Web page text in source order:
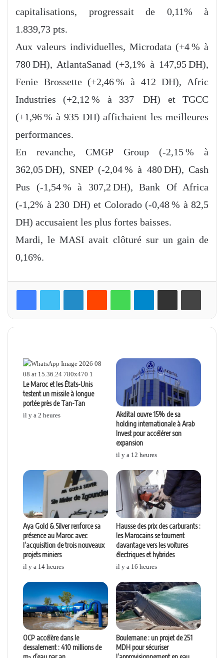
capitalisations, progressait de 0,11% à
1.839,73 pts.
Aux valeurs individuelles, Microdata (+4 % à
780 DH), AtlantaSanad (+3,1% à 147,95 DH),
Fenie Brossette (+2,46 % à 412 DH), Afric
Industries (+2,12 % à 337 DH) et TGCC
(+1,96 % à 935 DH) affichaient les meilleures
performances.
En revanche, CMGP Group (-2,15 % à
362,05 DH), SNEP (-2,04 % à 480 DH), Cash
Pus (-1,54 % à 307,2 DH), Bank Of Africa
(-1,2% à 230 DH) et Colorado (-0,48 % à 82,5
DH) accusaient les plus fortes baisses.
Mardi, le MASI avait clôturé sur un gain de
0,16%.
Telegram
Le Maroc et les États-Unis
testent un missile à longue
portée près de Tan-Tan
il y a 2 heures
Akdital ouvre 15% de sa
holding internationale à Arab
Invest pour accélérer son
expansion
il y a 12 heures
Aya Gold & Silver renforce sa
présence au Maroc avec
l’acquisition de trois nouveaux
projets miniers
il y a 14 heures
Hausse des prix des carburants :
les Marocains se tournent
davantage vers les voitures
électriques et hybrides
il y a 16 heures
OCP accélère dans le
dessalement : 410 millions de
Boulemane : un projet de 251
MDH pour sécuriser